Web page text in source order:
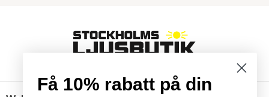
Få 10% rabatt på din